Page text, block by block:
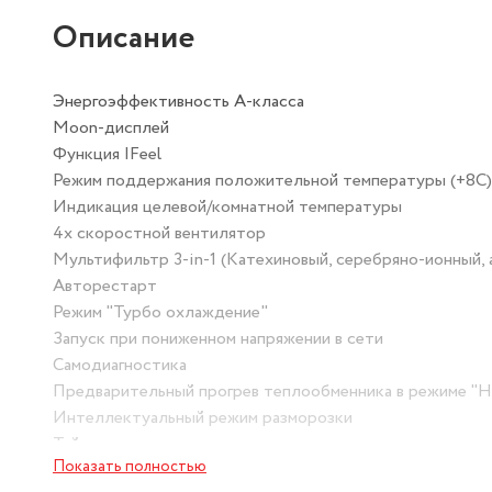
Описание
Энергоэффективность А-класса
Moon-дисплей
Функция IFeel
Режим поддержания положительной температуры (+8С)
Индикация целевой/комнатной температуры
4х скоростной вентилятор
Мультифильтр 3-in-1 (Катехиновый, серебряно-ионный,
Авторестарт
Режим "Турбо охлаждение"
Запуск при пониженном напряжении в сети
Самодиагностика
Предварительный прогрев теплообменника в режиме
Интеллектуальный режим разморозки
Таймер включения и выключения
Блокировка кнопок на пульте управления
Показать полностью